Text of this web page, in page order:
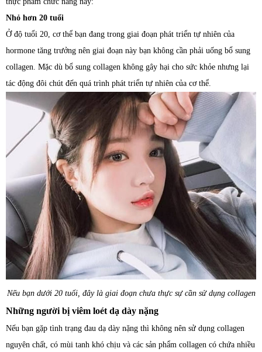
Nhỏ hơn 20 tuổi
Ở độ tuổi 20, cơ thể bạn đang trong giai đoạn phát triển tự nhiên của
hormone tăng trưởng nên giai đoạn này bạn không cần phải uống bổ sung
collagen. Mặc dù bổ sung collagen không gây hại cho sức khỏe nhưng lại
tác động đôi chút đến quá trình phát triển tự nhiên của cơ thể.
Nếu bạn dưới 20 tuổi, đây là giai đoạn chưa thực sự cần sử dụng collagen
Những người bị viêm loét dạ dày nặng
Nếu bạn gặp tình trạng đau dạ dày nặng thì không nên sử dụng collagen
nguyên chất, có mùi tanh khó chịu và các sản phẩm collagen có chứa nhiều